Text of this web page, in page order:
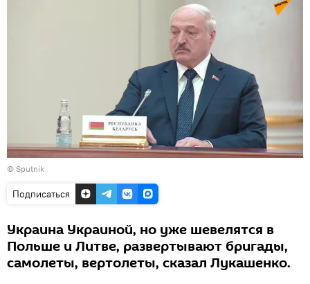
© Sputnik
Подписаться
Украина Украиной, но уже шевелятся в
Польше и Литве, развертывают бригады,
самолеты, вертолеты, сказал Лукашенко.